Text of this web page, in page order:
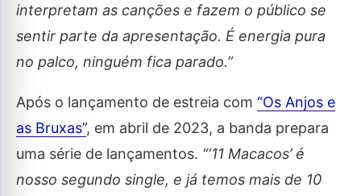
interpretam as canções e fazem o público se
sentir parte da apresentação. É energia pura
no palco, ninguém fica parado.”
Após o lançamento de estreia com “Os Anjos e
as Bruxas”, em abril de 2023, a banda prepara
uma série de lançamentos. “‘11 Macacos’ é
nosso segundo single, e já temos mais de 10